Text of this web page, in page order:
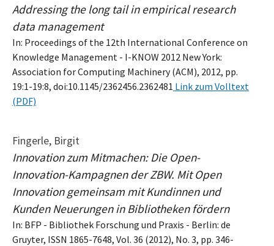
Addressing the long tail in empirical research
data management
In: Proceedings of the 12th International Conference on
Knowledge Management - I-KNOW 2012 New York:
Association for Computing Machinery (ACM), 2012, pp.
19:1-19:8, doi:10.1145/2362456.2362481 Link zum Volltext
(PDF)
Fingerle, Birgit
Innovation zum Mitmachen: Die Open-
Innovation-Kampagnen der ZBW. Mit Open
Innovation gemeinsam mit Kundinnen und
Kunden Neuerungen in Bibliotheken fördern
In: BFP - Bibliothek Forschung und Praxis - Berlin: de
Gruyter, ISSN 1865-7648, Vol. 36 (2012), No. 3, pp. 346-